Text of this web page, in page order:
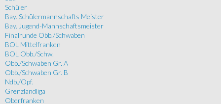
Schüler
Bay. Schülermannschafts Meister
Bay. Jugend-Mannschaftsmeister
Finalrunde Obb./Schwaben
BOL Mittelfranken
BOL Obb./Schw.
Obb./Schwaben Gr. A
Obb./Schwaben Gr. B
Ndb./Opf.
Grenzlandliga
Oberfranken